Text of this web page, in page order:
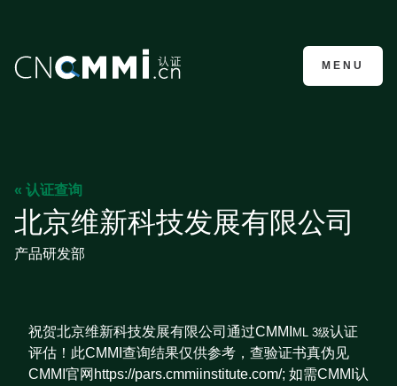
CMMI认证咨询
MENU
« 认证查询
北京维新科技发展有限公司
产品研发部
祝贺北京维新科技发展有限公司通过CMMI ML 3级认证
评估！此CMMI查询结果仅供参考，查验证书真伪见
CMMI官网https://pars.cmmiinstitute.com/; 如需CMMI认